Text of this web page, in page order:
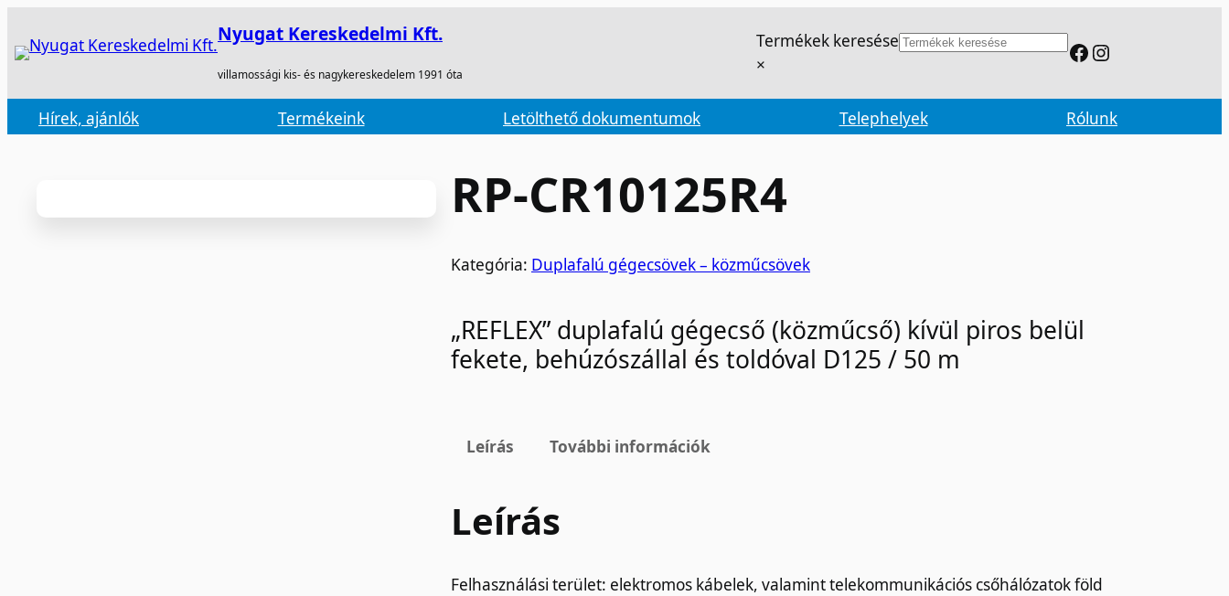
Nyugat Kereskedelmi Kft.
villamossági kis- és nagykereskedelem 1991 óta
Termékek keresése
×
Facebook
Instagram
Hírek, ajánlók Termékeink Letölthető dokumentumok Telephelyek Rólunk
RP-CR10125R4
Kategória: Duplafalú gégecsövek – közműcsövek
„REFLEX” duplafalú gégecső (közműcső) kívül piros belül
fekete, behúzószállal és toldóval D125 / 50 m
Leírás További információk
Leírás
Felhasználási terület: elektromos kábelek, valamint telekommunikációs csőhálózatok föld